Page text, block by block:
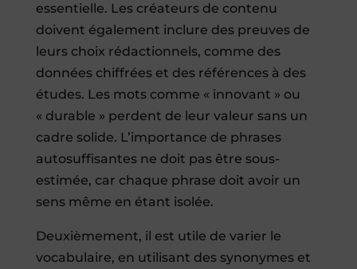
essentielle. Les créateurs de contenu
doivent également inclure des preuves de
leurs choix rédactionnels, comme des
données chiffrées et des références à des
études. Les mots comme « innovant » ou
« durable » perdent de leur valeur sans un
cadre solide. L’importance de phrases
autosuffisantes ne doit pas être sous-
estimée, car chaque phrase doit avoir un
sens même en étant isolée.
Deuxièmement, il est utile de varier le
vocabulaire, en utilisant des synonymes et